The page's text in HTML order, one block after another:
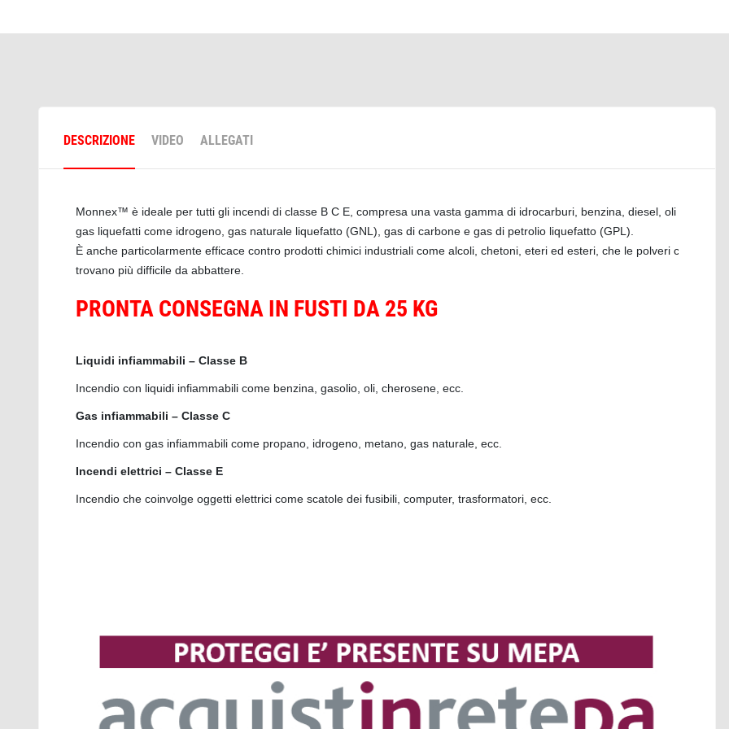
DESCRIZIONE VIDEO ALLEGATI
Monnex™ è ideale per tutti gli incendi di classe B C E, compresa una vasta gamma di idrocarburi, benzina, diesel, oli
gas liquefatti come idrogeno, gas naturale liquefatto (GNL), gas di carbone e gas di petrolio liquefatto (GPL).
È anche particolarmente efficace contro prodotti chimici industriali come alcoli, chetoni, eteri ed esteri, che le polveri chimiche
trovano più difficile da abbattere.
PRONTA CONSEGNA IN FUSTI DA 25 KG
Liquidi infiammabili – Classe B
Incendio con liquidi infiammabili come benzina, gasolio, oli, cherosene, ecc.
Gas infiammabili – Classe C
Incendio con gas infiammabili come propano, idrogeno, metano, gas naturale, ecc.
Incendi elettrici – Classe E
Incendio che coinvolge oggetti elettrici come scatole dei fusibili, computer, trasformatori, ecc.